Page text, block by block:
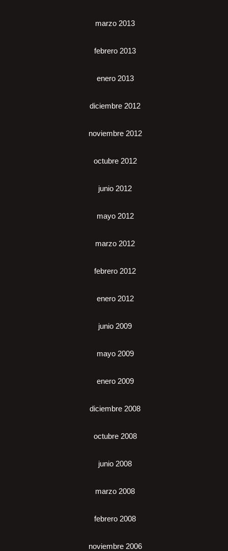
marzo 2013
febrero 2013
enero 2013
diciembre 2012
noviembre 2012
octubre 2012
junio 2012
mayo 2012
marzo 2012
febrero 2012
enero 2012
junio 2009
mayo 2009
enero 2009
diciembre 2008
octubre 2008
junio 2008
marzo 2008
febrero 2008
noviembre 2006